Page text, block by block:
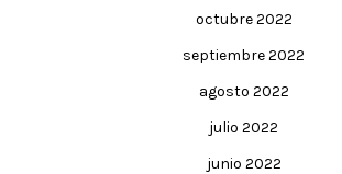
octubre 2022
septiembre 2022
agosto 2022
julio 2022
junio 2022